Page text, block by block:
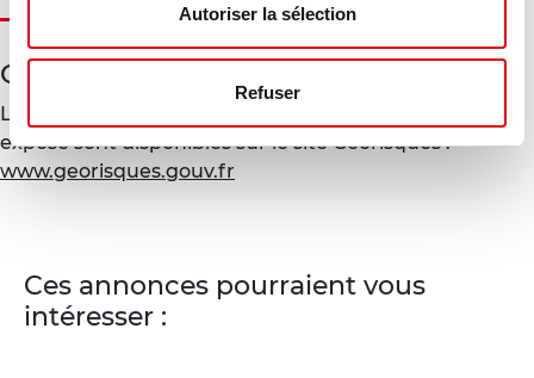
Autoriser la sélection
Refuser
Géorisques
Les informations sur les risques auxquels ce bien est
exposé sont disponibles sur le site Géorisques :
www.georisques.gouv.fr
Ces annonces pourraient vous
intéresser :